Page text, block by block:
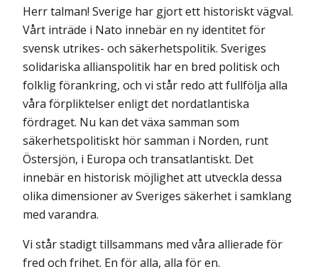
Herr talman! Sverige har gjort ett historiskt vägval.
Vårt inträde i Nato innebär en ny identitet för
svensk utrikes- och säkerhetspolitik. Sveriges
solidariska allianspolitik har en bred politisk och
folklig förankring, och vi står redo att fullfölja alla
våra förpliktelser enligt det nordatlantiska
fördraget. Nu kan det växa samman som
säkerhetspolitiskt hör samman i Norden, runt
Östersjön, i Europa och transatlantiskt. Det
innebär en historisk möjlighet att utveckla dessa
olika dimensioner av Sveriges säkerhet i samklang
med varandra.
Vi står stadigt tillsammans med våra allierade för
fred och frihet. En för alla, alla för en.